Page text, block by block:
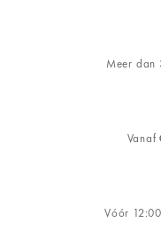
Meer dan
Vóór